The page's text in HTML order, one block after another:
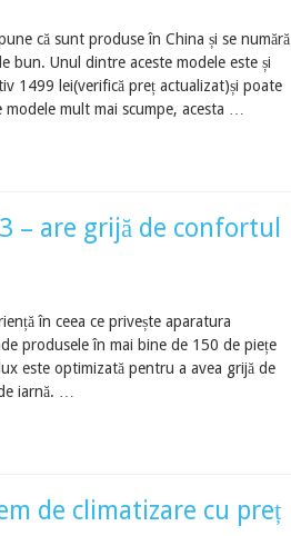
că sunt produse în China și se numără
bun. Unul dintre aceste modele este și
1499 lei(verifică preț actualizat)și poate
mult mai scumpe, acesta …
– are grijă de confortul
în ceea ce privește aparatura
produsele în mai bine de 150 de piețe
este optimizată pentru a avea grijă de
iarnă. …
de climatizare cu preț